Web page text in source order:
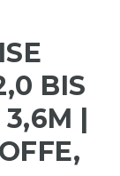
BIS
|